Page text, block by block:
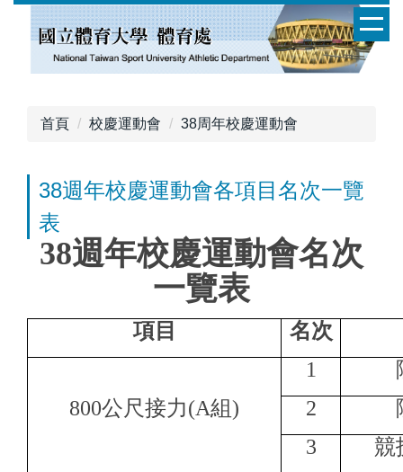
首頁 校慶運動會 38周年校慶運動會
38週年校慶運動會各項目名次一覽
表
38週年校慶運動會名次
一覽表
項目 名次
800公尺接力(A組)
1
2
3
競